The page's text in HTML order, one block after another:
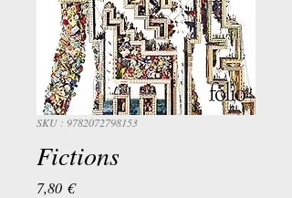
SKU : 9782072798153
Fictions
7,80 €Prix